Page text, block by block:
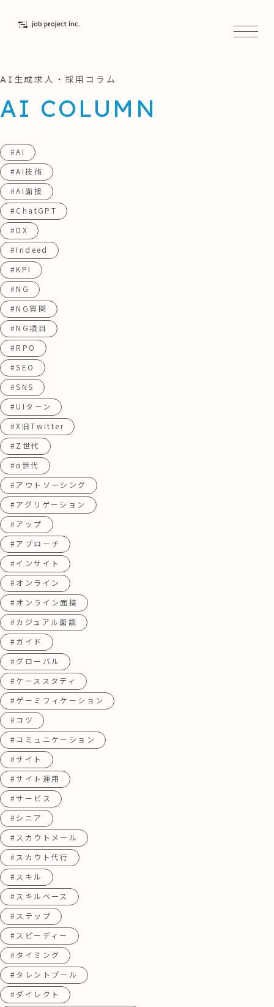
AI生成求人・採用コラム
AI COLUMN
#AI
#AI技術
#AI面接
#ChatGPT
#DX
#Indeed
#KPI
#NG
#NG質問
#NG項目
#RPO
#SEO
#SNS
#UIターン
#X旧Twitter
#Z世代
#α世代
#アウトソーシング
#アグリゲーション
#アップ
#アプローチ
#インサイト
#オンライン
#オンライン面接
#カジュアル面談
#ガイド
#グローバル
#ケーススタディ
#ゲーミフィケーション
#コツ
#コミュニケーション
#サイト
#サイト運用
#サービス
#シニア
#スカウトメール
#スカウト代行
#スキル
#スキルベース
#ステップ
#スピーディー
#タイミング
#タレントプール
#ダイレクト